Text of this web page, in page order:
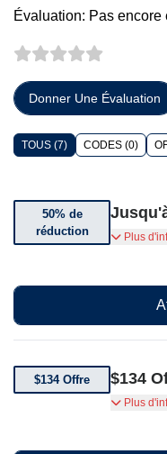
Évaluation: Pas encore
Donner Une Évaluation
TOUS (7) CODES (0)
50% de
réduction
Plus
$134 Offre $134
7120 +
Plus